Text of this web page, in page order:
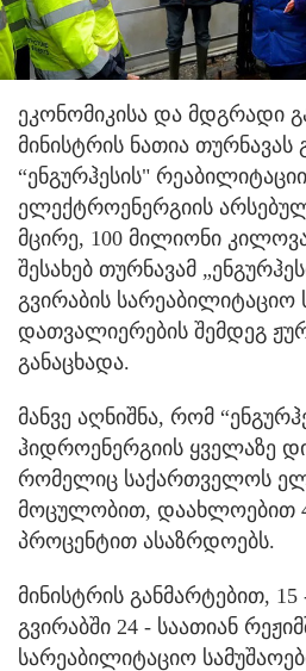
ეკონომიკისა და მდგრადი
მინისტრის ნათია თურნავას
“ენგურჰესის"
ელექტროენერგიის
მცირე, 100 მილიონი
შესახებ თურნავამ
გვირაბის სარეაბილიტაციო
დათვალიერების შემდეგ
განაცხადა.
მანვე აღნიშნა, რომ
ჰიდროენერგიის ყველაზე
რომელიც საქართველოს
მოცულობით, დაახლოებით
პროცენტით ასაზრდოებს.
მინისტრის განმარტებით,
გვირაბში 24 - საათიან
სარეაბილიტაციო